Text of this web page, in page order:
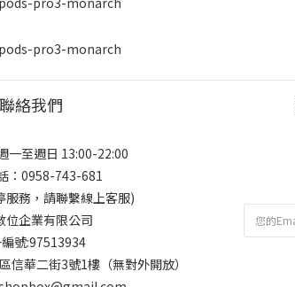
聯絡我們
一至週日 13:00-22:00
：0958-743-681
服務，請聯繫線上客服)
位企業有限公司
號:97513934
信華二街3號1樓（無對外開放）